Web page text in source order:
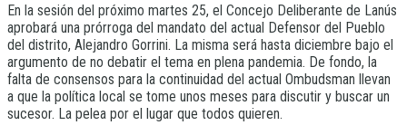
En la sesión del próximo martes 25, el Concejo Deliberante de Lanús
aprobará una prórroga del mandato del actual Defensor del Pueblo
del distrito, Alejandro Gorrini. La misma será hasta diciembre bajo el
argumento de no debatir el tema en plena pandemia. De fondo, la
falta de consensos para la continuidad del actual Ombudsman llevan
a que la política local se tome unos meses para discutir y buscar un
sucesor. La pelea por el lugar que todos quieren.